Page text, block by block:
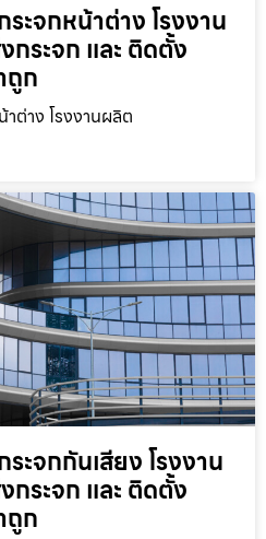
ะจกหน้าต่าง โรงงาน
ระจก และ ติดตั้ง
ถูก
ต่าง โรงงานผลิต
ะจกกันเสียง โรงงาน
ระจก และ ติดตั้ง
ถูก